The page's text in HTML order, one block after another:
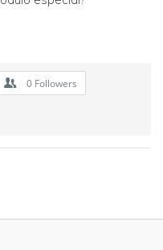
0 Followers